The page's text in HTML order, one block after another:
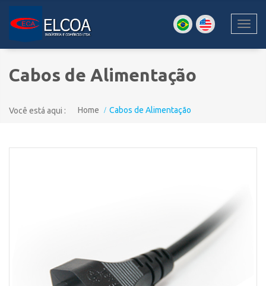
Cabos de Alimentação
Você está aqui : Home Cabos de Alimentação